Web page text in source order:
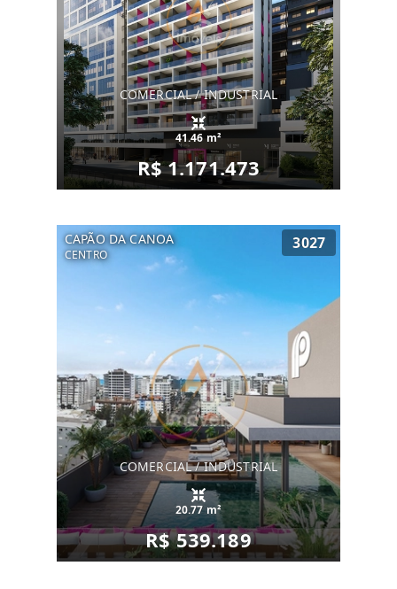
COMERCIAL / INDUSTRIAL
41.46 m²
R$ 1.171.473
CAPÃO DA CANOA
CENTRO
3027
COMERCIAL / INDUSTRIAL
20.77 m²
R$ 539.189